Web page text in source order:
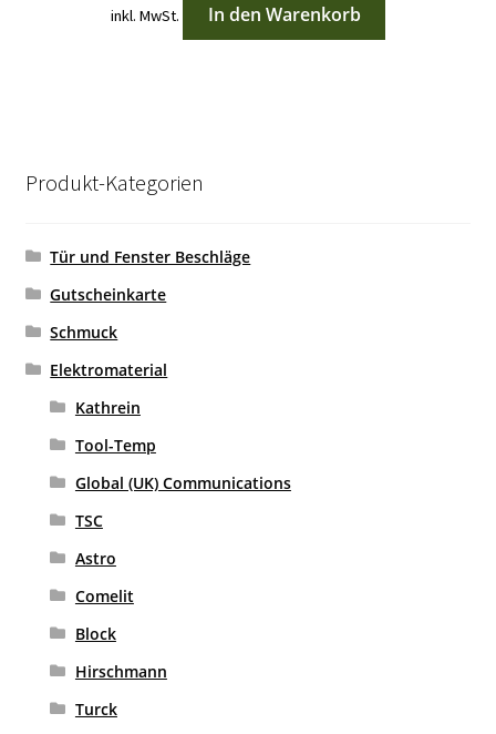
inkl. MwSt. In den Warenkorb
Produkt-Kategorien
Tür und Fenster Beschläge
Gutscheinkarte
Schmuck
Elektromaterial
Kathrein
Tool-Temp
Global (UK) Communications
TSC
Astro
Comelit
Block
Hirschmann
Turck